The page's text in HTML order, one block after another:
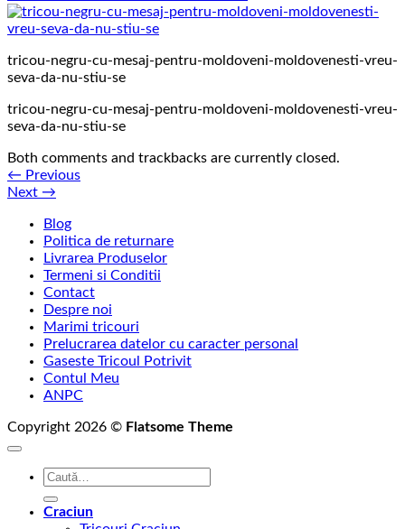
tricou-negru-cu-mesaj-pentru-moldoveni-moldovenesti-vreu-
seva-da-nu-stiu-se
tricou-negru-cu-mesaj-pentru-moldoveni-moldovenesti-vreu-
seva-da-nu-stiu-se
Both comments and trackbacks are currently closed.
← Previous
Next →
Blog
Politica de returnare
Livrarea Produselor
Termeni si Conditii
Contact
Despre noi
Marimi tricouri
Prelucrarea datelor cu caracter personal
Gaseste Tricoul Potrivit
Contul Meu
ANPC
Copyright 2026 © Flatsome Theme
Caută
Craciun